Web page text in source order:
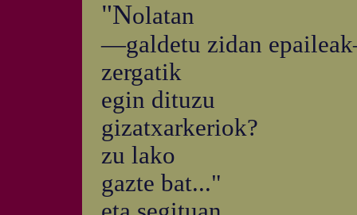
"Nolatan
—galdetu zidan
zergatik
egin dituzu
gizatxarkeriok?
zu lako
gazte bat..."